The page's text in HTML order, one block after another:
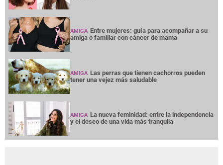
AMIGA Entre mujeres: guía para acompañar a su
amiga o familiar con cáncer de mama
AMIGA Las perras que tienen cachorros pueden
tener una vejez más saludable
AMIGA La nueva feminidad: entre la independencia
y el deseo de una vida más tranquila